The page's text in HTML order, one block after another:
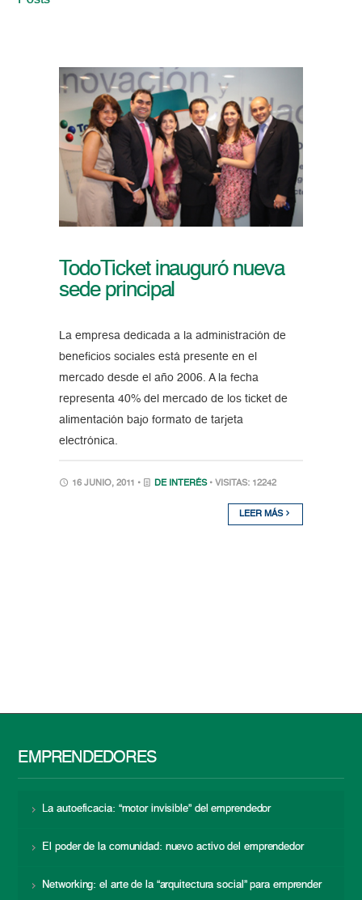
TodoTicket inauguró nueva
sede principal
La empresa dedicada a la administración de
beneficios sociales está presente en el
mercado desde el año 2006. A la fecha
representa 40% del mercado de los ticket de
alimentación bajo formato de tarjeta
electrónica.
16 JUNIO, 2011 • DE INTERÉS • VISITAS: 12242
LEER MÁS
EMPRENDEDORES
La autoeficacia: “motor invisible” del emprendedor
El poder de la comunidad: nuevo activo del emprendedor
Networking: el arte de la “arquitectura social” para emprender